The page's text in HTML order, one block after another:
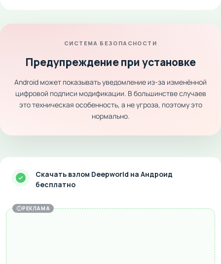
СИСТЕМА БЕЗОПАСНОСТИ
Предупреждение при установке
Android может показывать уведомление из-за изменённой
цифровой подписи модификации. В большинстве случаев
это техническая особенность, а не угроза, поэтому это
нормально.
Скачать взлом Deepworld на Андроид
бесплатно
РЕКЛАМА